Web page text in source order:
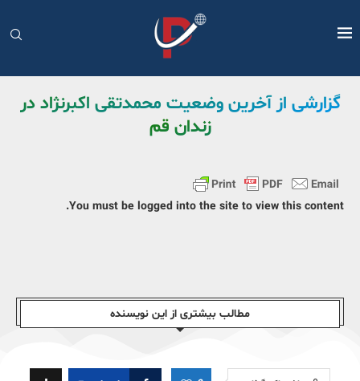
گزارشی از آخرین وضعیت محمدتقی اکبرنژاد در
زندان قم
You must be logged into the site to view this content.
مطالب بیشتری از این نویسندە